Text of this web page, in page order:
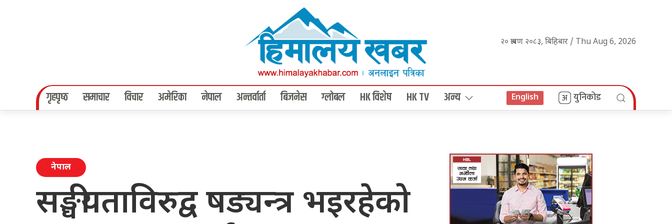
२० श्रावण २०८३, बिहिबार / Thu Aug 6, 2026
गृहपृष्‍ठ समाचार विचार अमेरिका नेपाल अन्तर्वार्ता बिजनेस ग्लोबल HK विशेष HK TV अन्य English युनिकोड
नेपाल
सङ्घीयताविरुद्व षड्यन्त्र भइरहेको